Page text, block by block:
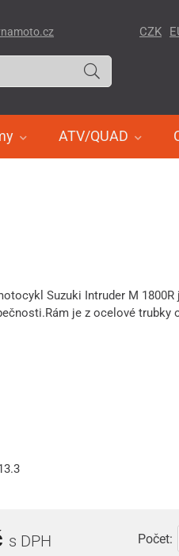
ATV/QUAD
CZK
Suzuki Intruder M
je z ocelové trubky
s DPH Počet: